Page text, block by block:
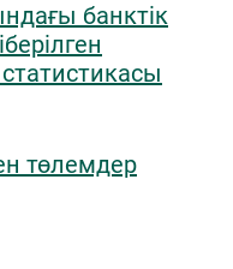
банктік
төлемдер